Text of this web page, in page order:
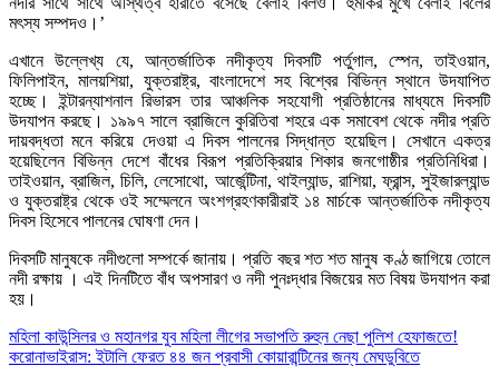
মৎস্য সম্পদও।’
এখানে উল্লেখ্য যে, আন্তর্জাতিক নদীকৃত্য দিবসটি পর্তুগাল, স্পেন, তাইওয়ান,
ফিলিপাইন, মালয়শিয়া, যুক্তরাষ্ট্র, বাংলাদেশে সহ বিশ্বের বিভিন্ন স্থানে উদযাপিত
হচ্ছে। ইন্টারন্যাশনাল রিভারস তার আঞ্চলিক সহযোগী প্রতিষ্ঠানের মাধ্যমে দিবসটি
উদযাপন করছে। ১৯৯৭ সালে ব্রাজিলে কুরিতিবা শহরে এক সমাবেশ থেকে নদীর প্রতি
দায়বদ্ধতা মনে করিয়ে দেওয়া এ দিবস পালনের সিদ্ধান্ত হয়েছিল। সেখানে একত্র
হয়েছিলেন বিভিন্ন দেশে বাঁধের বিরূপ প্রতিক্রিয়ার শিকার জনগোষ্ঠীর প্রতিনিধিরা।
তাইওয়ান, ব্রাজিল, চিলি, লেসোথো, আর্জেন্টিনা, থাইল্যান্ড, রাশিয়া, ফ্রান্স, সুইজারল্যান্ড
ও যুক্তরাষ্ট্র থেকে ওই সম্মেলনে অংশগ্রহণকারীরাই ১৪ মার্চকে আন্তর্জাতিক নদীকৃত্য
দিবস হিসেবে পালনের ঘোষণা দেন।
দিবসটি মানুষকে নদীগুলো সম্পর্কে জানায়। প্রতি বছর শত শত মানুষ কণ্ঠ জাগিয়ে তোলে
নদী রক্ষায় । এই দিনটিতে বাঁধ অপসারণ ও নদী পুনঃদ্ধার বিজয়ের মত বিষয় উদযাপন করা
হয়।
Post
navigation
মহিলা কাউন্সিলর ও মহানগর যুব মহিলা লীগের সভাপতি রুহুন নেছা পুলিশ হেফাজতে!
করোনাভাইরাস: ইটালি ফেরত ৪৪ জন প্রবাসী কোয়ারান্টিনের জন্য মেঘডুবিতে